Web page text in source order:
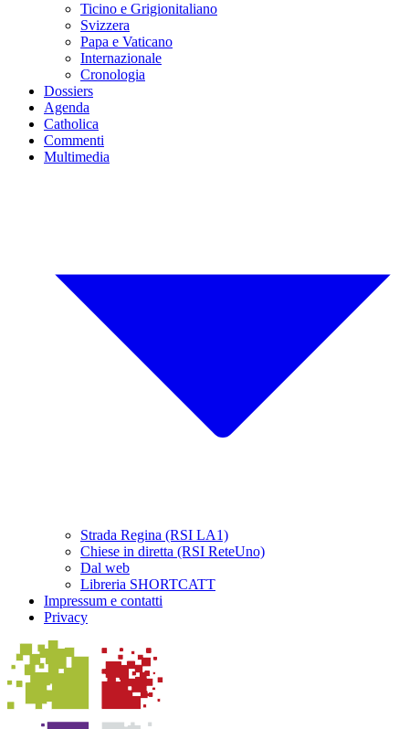
Ticino e Grigionitaliano
Svizzera
Papa e Vaticano
Internazionale
Cronologia
Dossiers
Agenda
Catholica
Commenti
Multimedia
Strada Regina (RSI LA1)
Chiese in diretta (RSI ReteUno)
Dal web
Libreria SHORTCATT
Impressum e contatti
Privacy